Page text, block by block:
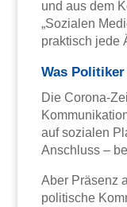
und aus dem
„Sozialen
praktisch jede
Was
Die Corona-
auf sozialen
Anschluss –
Aber Präsenz
politische